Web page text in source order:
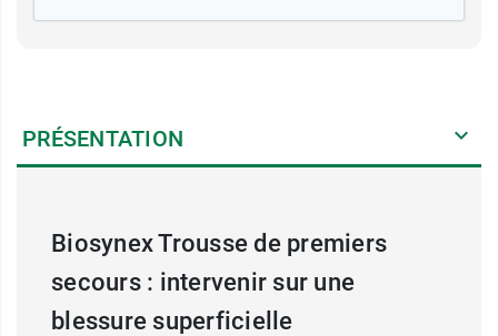
PRÉSENTATION
Biosynex Trousse de premiers
secours : intervenir sur une
blessure superficielle